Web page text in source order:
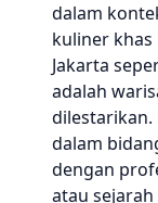
dalam
kuliner khas
Jakarta
adalah
dilestarikan.
dalam
dengan
atau